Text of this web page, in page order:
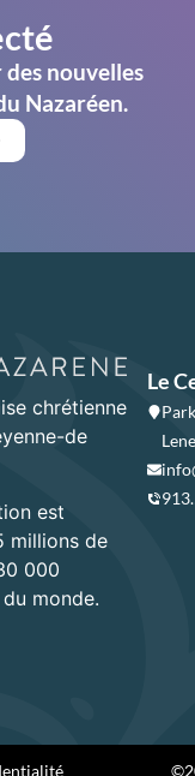
nouvelles
Nazaréen.
chrétienne
de
est
millions de
000
monde.
Le